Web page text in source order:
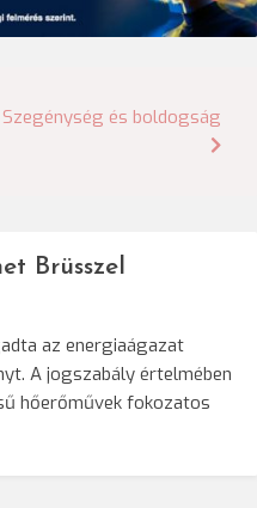
Szegénység és boldogság
Brüsszel
az energiaágazat
A jogszabály értelmében
hőerőművek fokozatos